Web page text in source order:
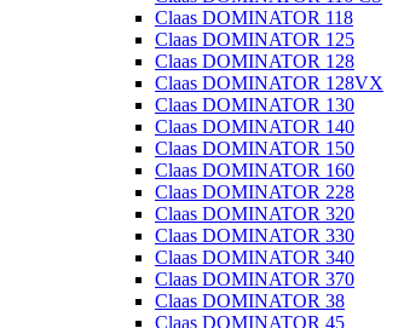
Claas DOMINATOR 118
Claas DOMINATOR 125
Claas DOMINATOR 128
Claas DOMINATOR 128VX
Claas DOMINATOR 130
Claas DOMINATOR 140
Claas DOMINATOR 150
Claas DOMINATOR 160
Claas DOMINATOR 228
Claas DOMINATOR 320
Claas DOMINATOR 330
Claas DOMINATOR 340
Claas DOMINATOR 370
Claas DOMINATOR 38
Claas DOMINATOR 45